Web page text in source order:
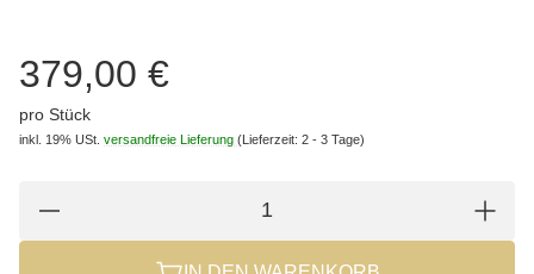
379,00 €
pro Stück
inkl. 19% USt. versandfreie Lieferung (Lieferzeit: 2 - 3 Tage)